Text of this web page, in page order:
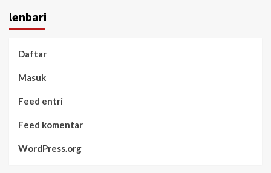
lenbari
Daftar
Masuk
Feed entri
Feed komentar
WordPress.org